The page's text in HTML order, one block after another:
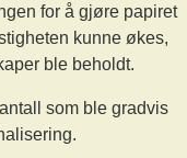
for å gjøre papiret
kunne økes,
ble beholdt.
som ble gradvis